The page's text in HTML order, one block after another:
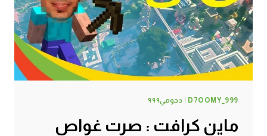
D7OOMY_999 | دحومي٩٩٩
ماين كرافت : صرت غواص